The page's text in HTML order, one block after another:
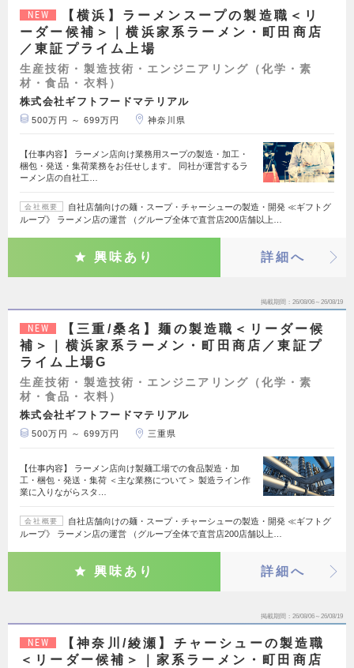
NEW
【横浜】ラーメンスープの製造職＜リ
ーダー候補＞｜横浜家系ラーメン・町田商店
／東証プライム上場
生産技術・製造技術・エンジニアリング（化学・素
材・食品・衣料）
株式会社ギフトフードマテリアル
500万円 ～ 699万円 神奈川県
【仕事内容】 ラーメン店向け業務用スープの製造・加工・
梱包・発送・集荷業務をお任せします。 同社が運営するラ
ーメン店の自社工…
会社概要
自社店舗向けの麺・スープ・チャーシューの製造・開発 ≪ギフトグ
ループ》 ラーメン店の運営 （グループ全体で直営店200店舗以上…
興味あり 詳細へ
掲載期間 26/08/06～26/08/19
NEW
【三重/桑名】麺の製造職＜リーダー候
補＞｜横浜家系ラーメン・町田商店／東証プ
ライム上場G
生産技術・製造技術・エンジニアリング（化学・素
材・食品・衣料）
株式会社ギフトフードマテリアル
500万円 ～ 699万円 三重県
【仕事内容】 ラーメン店向け製麺工場での食品製造・加
工・梱包・発送・集荷 ＜主な業務について＞ 製造ライン作
業に入りながらスタ…
会社概要
自社店舗向けの麺・スープ・チャーシューの製造・開発 ≪ギフトグ
ループ》 ラーメン店の運営 （グループ全体で直営店200店舗以上…
興味あり 詳細へ
掲載期間 26/08/06～26/08/19
NEW
【神奈川/綾瀬】チャーシューの製造職
＜リーダー候補＞｜家系ラーメン・町田商店